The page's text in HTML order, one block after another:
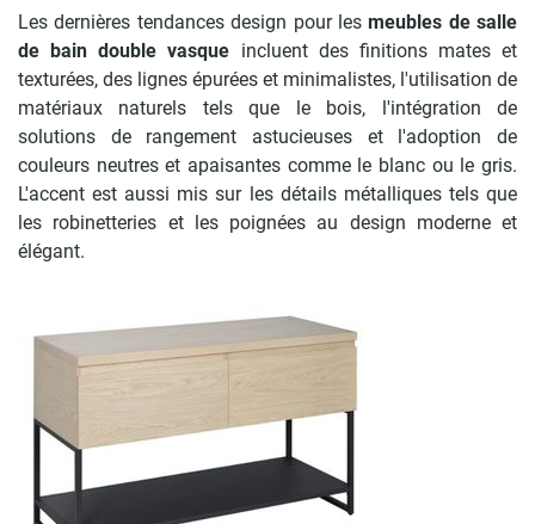
Les dernières tendances design pour lesmeubles de salle
de bain double vasque incluent des finitions mates et
texturées, des lignes épurées et minimalistes, l'utilisation de
matériaux naturels tels que le bois, l'intégration de
solutions de rangement astucieuses et l'adoption de
couleurs neutres et apaisantes comme le blanc ou le gris.
L'accent est aussi mis sur les détails métalliques tels que
les robinetteries et les poignées au design moderne et
élégant.